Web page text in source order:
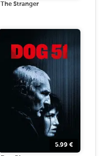
The Stranger
5.99 €